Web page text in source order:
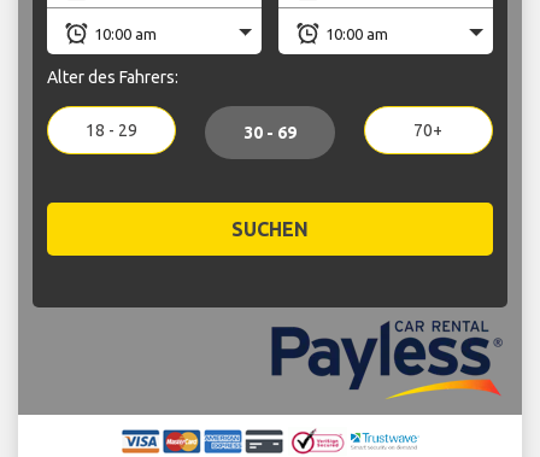
Alter des Fahrers:
18 - 29 30 - 69 70+
SUCHEN